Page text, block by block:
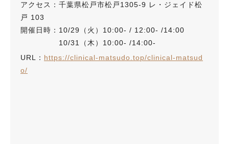
アクセス：千葉県松戸市松戸1305-9 レ・ジェイド松
戸 103
開催日時：10/29（火）10:00- / 12:00- /14:00
10/31（木）10:00- /14:00-
URL： https://clinical-matsudo.top/clinical-matsud
o/